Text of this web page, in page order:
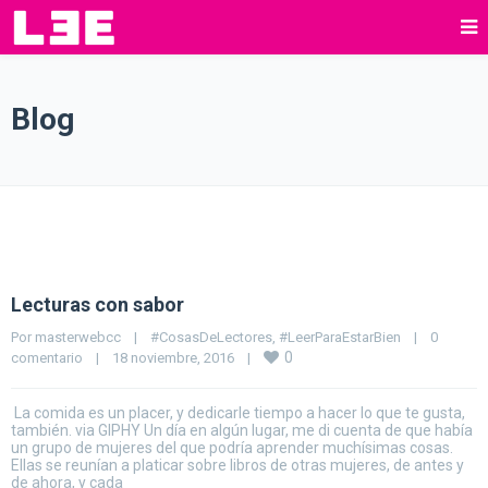
Blog
Lecturas con sabor
Por masterwebcc | #CosasDeLectores, #LeerParaEstarBien |
0
comentario
| 18 noviembre, 2016 | 0
La comida es un placer, y dedicarle tiempo a hacer lo que te gusta,
también. via GIPHY Un día en algún lugar, me di cuenta de que había
un grupo de mujeres del que podría aprender muchísimas cosas.
Ellas se reunían a platicar sobre libros de otras mujeres, de antes y
de ahora, y cada